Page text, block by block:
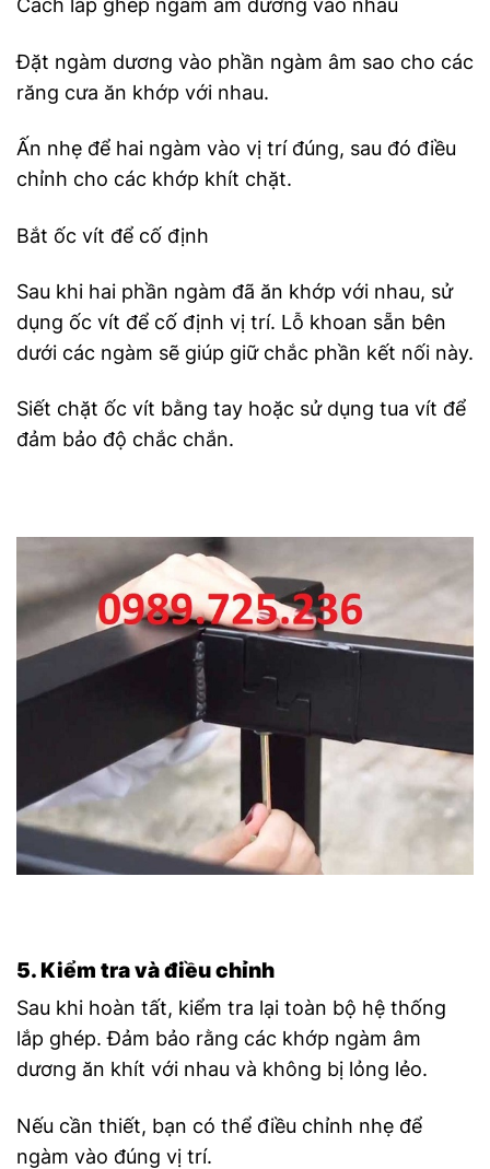
Cách lắp ghép ngàm âm dương vào nhau
Đặt ngàm dương vào phần ngàm âm sao cho các
răng cưa ăn khớp với nhau.
Ấn nhẹ để hai ngàm vào vị trí đúng, sau đó điều
chỉnh cho các khớp khít chặt.
Bắt ốc vít để cố định
Sau khi hai phần ngàm đã ăn khớp với nhau, sử
dụng ốc vít để cố định vị trí. Lỗ khoan sẵn bên
dưới các ngàm sẽ giúp giữ chắc phần kết nối này.
Siết chặt ốc vít bằng tay hoặc sử dụng tua vít để
đảm bảo độ chắc chắn.
5. Kiểm tra và điều chỉnh
Sau khi hoàn tất, kiểm tra lại toàn bộ hệ thống
lắp ghép. Đảm bảo rằng các khớp ngàm âm
dương ăn khít với nhau và không bị lỏng lẻo.
Nếu cần thiết, bạn có thể điều chỉnh nhẹ để
ngàm vào đúng vị trí.